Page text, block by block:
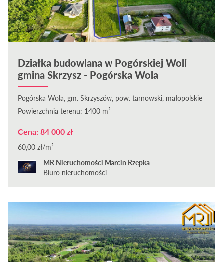
Działka budowlana w Pogórskiej Woli
gmina Skrzysz - Pogórska Wola
Pogórska Wola, gm. Skrzyszów, pow. tarnowski, małopolskie
Powierzchnia terenu: 1400 m²
Cena: 84 000 zł
60,00 zł/m²
MR Nieruchomości Marcin Rzepka
Biuro nieruchomości